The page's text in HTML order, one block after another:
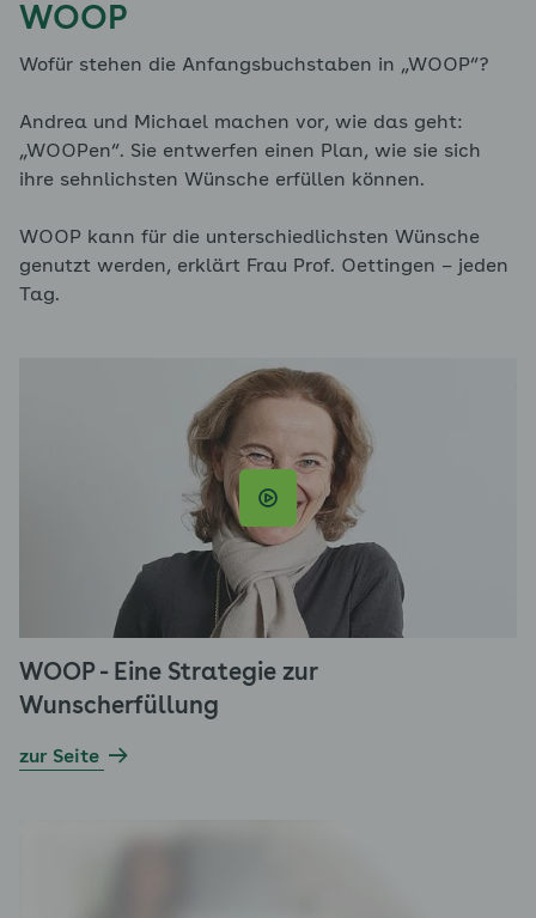
WOOP
Wofür stehen die Anfangsbuchstaben in „WOOP“?
Andrea und Michael machen vor, wie das geht:
„WOOPen“. Sie entwerfen einen Plan, wie sie sich
ihre sehnlichsten Wünsche erfüllen können.
WOOP kann für die unterschiedlichsten Wünsche
genutzt werden, erklärt Frau Prof. Oettingen – jeden
Tag.
WOOP - Eine Strategie zur
Wunscherfüllung
zur Seite